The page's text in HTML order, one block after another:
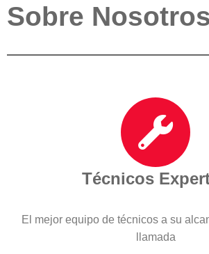
Sobre Nosotros
Técnicos
El mejor equipo de técnicos a su
llamada